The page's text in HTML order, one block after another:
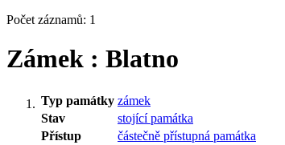
Počet záznamů: 1
Zámek : Blatno
Typ památky zámek
Stav
stojící památka
Přístup
částečně přístupná památka